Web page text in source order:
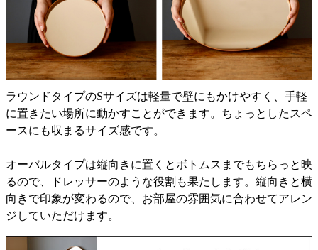
ラウンドタイプのSサイズは軽量で壁にもかけやすく、手軽
に置きたい場所に動かすことができます。ちょっとしたスペ
ースにも収まるサイズ感です。
オーバルタイプは縦向きに置くとボトムスまでもちらっと映
るので、ドレッサーのような役割も果たします。縦向きと横
向きで印象が変わるので、お部屋の雰囲気に合わせてアレン
ジしていただけます。